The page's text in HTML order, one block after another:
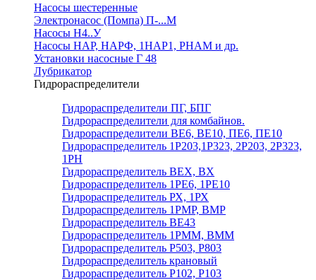
Насосы шестеренные
Электронасос (Помпа) П-...М
Насосы Н4..У
Насосы НАР, НАРФ, 1НАР1, РНАМ и др.
Установки насосные Г 48
Лубрикатор
Гидрораспределители
Гидрораспределители ПГ, БПГ
Гидрораспределители для комбайнов.
Гидрораспределители ВЕ6, ВЕ10, ПЕ6, ПЕ10
Гидрораспределитель 1Р203,1Р323, 2Р203, 2Р323,
1РН
Гидрораспределитель ВЕХ, ВХ
Гидрораспределитель 1РЕ6, 1РЕ10
Гидрораспределитель РХ, 1РХ
Гидрораспределитель 1РМР, ВМР
Гидрораспределитель ВЕ43
Гидрораспределитель 1РММ, ВММ
Гидрораспределитель Р503, Р803
Гидрораспределитель крановый
Гидрораспределитель Р102, Р103